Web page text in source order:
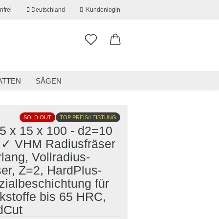
Deutschland Kundenlogin
vergessen?
SÄGEN
SOLD OUT TOP PREIS/LEISTUNG
x 15 x 100 - d2=10
VHM Radiusfräser
Vollradius-
Z=2, HardPlus-
für
bis 65 HRC,